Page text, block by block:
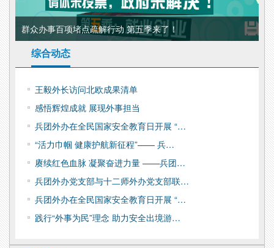
群众办事百项堵点疏解行动 第五季来了！
综合动态
王毅外长访问北欧成果清单
感悟辉煌成就 展现外事担当
兵团外办在全民国家安全教育日开展 “…
“活力巾帼 健康护航新征程”—— 兵…
赓续红色血脉 凝聚奋进力量 ——兵团…
兵团外办党支部与十二师外办党支部联…
兵团外办在全民国家安全教育日开展 “…
践行“外事为民”理念 助力安全出境游…